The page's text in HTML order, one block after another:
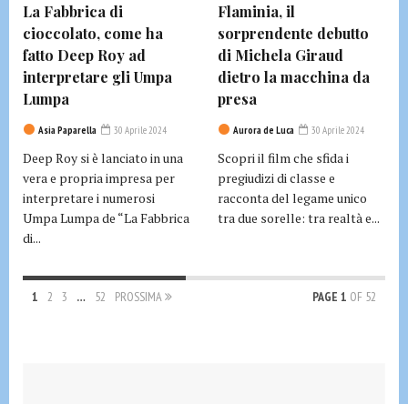
La Fabbrica di
cioccolato, come ha
fatto Deep Roy ad
interpretare gli Umpa
Lumpa
Asia Paparella 30 Aprile 2024
Deep Roy si è lanciato in una
vera e propria impresa per
interpretare i numerosi
Umpa Lumpa de “La Fabbrica
di...
Flaminia, il
sorprendente debutto
di Michela Giraud
dietro la macchina da
presa
Aurora de Luca 30 Aprile 2024
Scopri il film che sfida i
pregiudizi di classe e
racconta del legame unico
tra due sorelle: tra realtà e...
1 2 3 … 52 PROSSIMA PAGE 1 OF 52